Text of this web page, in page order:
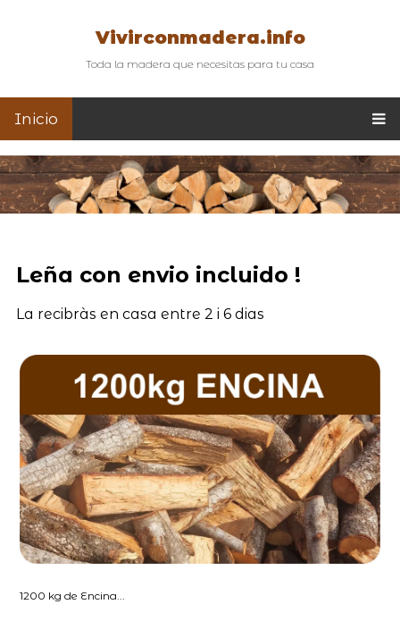
Vivirconmadera.info
Toda la madera que necesitas para tu casa
Inicio
Leña con envio incluido !
La recibràs en casa entre 2 i 6 dias
1200 kg de Encina...